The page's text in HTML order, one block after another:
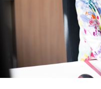
Leichte Sprache
Gebärdensprache